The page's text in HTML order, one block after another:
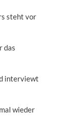
steht vor
das
interviewt
wieder